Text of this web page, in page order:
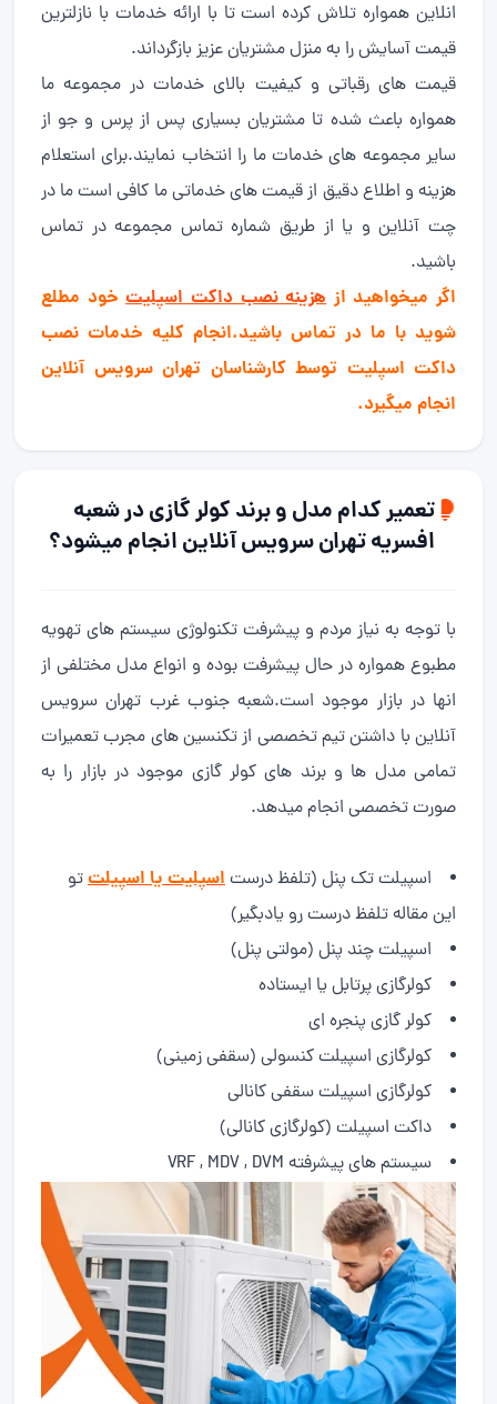
انلاین همواره تلاش کرده است تا با ارائه خدمات با نازلترین
قیمت آسایش را به منزل مشتریان عزیز بازگرداند.
قیمت های رقباتی و کیفیت بالای خدمات در مجموعه ما
همواره باعث شده تا مشتریان بسیاری پس از پرس و جو از
سایر مجموعه های خدمات ما را انتخاب نمایند.برای استعلام
هزینه و اطلاع دقیق از قیمت های خدماتی ما کافی است ما در
چت آنلاین و یا از طریق شماره تماس مجموعه در تماس
باشید.
اگر میخواهید ازهزینه نصب داکت اسپلیتخود مطلع
شوید با ما در تماس باشید.انجام کلیه خدمات نصب
داکت اسپلیت توسط کارشناسان تهران سرویس آنلاین
انجام میگیرد.
تعمیر کدام مدل و برند کولر گازی در شعبه
افسریه تهران سرویس آنلاین انجام میشود؟
با توجه به نیاز مردم و پیشرفت تکنولوژی سیستم های تهویه
مطبوع همواره در حال پیشرفت بوده و انواع مدل مختلفی از
انها در بازار موجود است.شعبه جنوب غرب تهران سرویس
آنلاین با داشتن تیم تخصصی از تکنسین های مجرب تعمیرات
تمامی مدل ها و برند های کولر گازی موجود در بازار را به
صورت تخصصی انجام میدهد.
اسپیلت تک پنل (تلفظ درستاسپلیت یا اسپیلتتو
این مقاله تلفظ درست رو یادبگیر)
اسپیلت چند پنل (مولتی پنل)
کولرگازی پرتابل یا ایستاده
کولر گازی پنجره ای
کولرگازی اسپیلت کنسولی (سقفی زمینی)
کولرگازی اسپیلت سقفی کانالی
داکت اسپیلت (کولرگازی کانالی)
سیستم های پیشرفته VRF , MDV , DVM